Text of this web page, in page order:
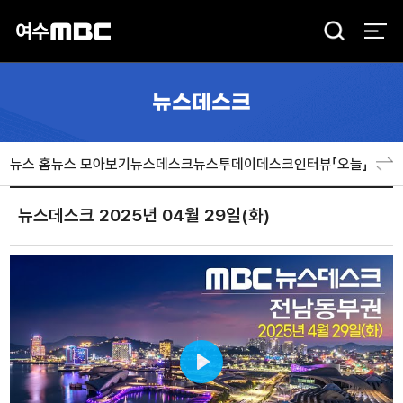
검
뉴스데스크
뉴스 홈뉴스 모아보기뉴스데스크뉴스투데이데스크인터뷰「오늘」 분야
뉴스데스크 2025년 04월 29일(화)
Play